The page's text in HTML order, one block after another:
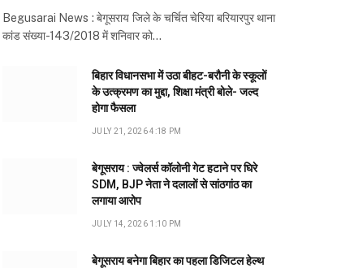
Begusarai News : बेगूसराय जिले के चर्चित चेरिया बरियारपुर थाना
कांड संख्या-143/2018 में शनिवार को…
बिहार विधानसभा में उठा बीहट-बरौनी के स्कूलों
के उत्क्रमण का मुद्दा, शिक्षा मंत्री बोले- जल्द
होगा फैसला
JULY 21, 2026 4:18 PM
बेगूसराय : ज्वेलर्स कॉलोनी गेट हटाने पर घिरे
SDM, BJP नेता ने दलालों से सांठगांठ का
लगाया आरोप
JULY 14, 2026 1:10 PM
बेगूसराय बनेगा बिहार का पहला डिजिटल हेल्थ